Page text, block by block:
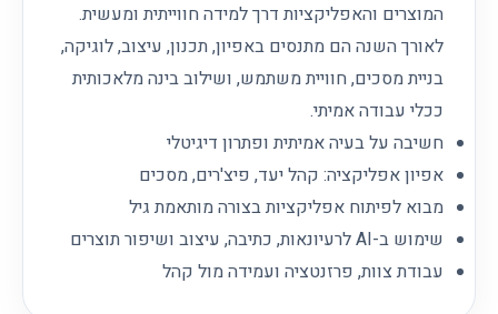
המוצרים והאפליקציות דרך למידה חווייתית ומעשית.
לאורך השנה הם מתנסים באפיון, תכנון, עיצוב, לוגיקה,
בניית מסכים, חוויית משתמש, ושילוב בינה מלאכותית
ככלי עבודה אמיתי.
חשיבה על בעיה אמיתית ופתרון דיגיטלי
אפיון אפליקציה: קהל יעד, פיצ'רים, מסכים
מבוא לפיתוח אפליקציות בצורה מותאמת גיל
שימוש ב-AI לרעיונאות, כתיבה, עיצוב ושיפור תוצרים
עבודת צוות, פרזנטציה ועמידה מול קהל